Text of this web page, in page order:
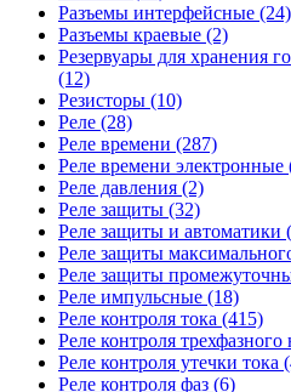
Разъемы интерфейсные (24)
Разъемы краевые (2)
Резервуары для хранения
(12)
Резисторы (10)
Реле (28)
Реле времени (287)
Реле времени электронные
Реле давления (2)
Реле защиты (32)
Реле защиты и автоматики
Реле защиты
Реле защиты
Реле импульсные (18)
Реле контроля тока (415)
Реле контроля
Реле контроля утечки тока
Реле контроля фаз (6)